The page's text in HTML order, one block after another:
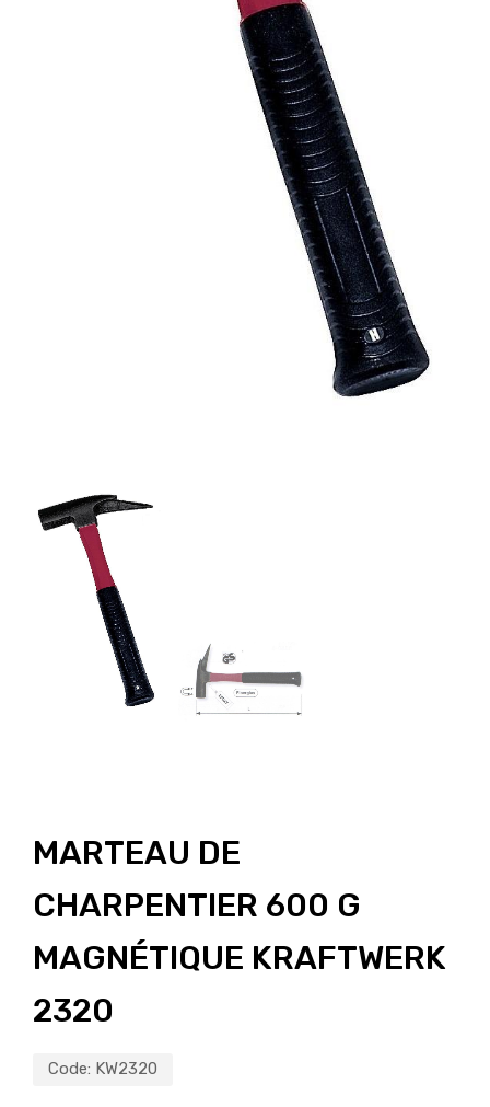
MARTEAU DE
CHARPENTIER 600 G
MAGNÉTIQUE KRAFTWERK
2320
Code: KW2320